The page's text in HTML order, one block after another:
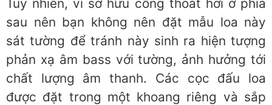
Tuy nhiên, vì sở hữu cổng thoát hơi ở phía
sau nên bạn không nên đặt mẫu loa này
sát tường để tránh này sinh ra hiện tượng
phản xạ âm bass với tường, ảnh hưởng tới
chất lượng âm thanh. Các cọc đấu loa
được đặt trong một khoang riêng và sắp